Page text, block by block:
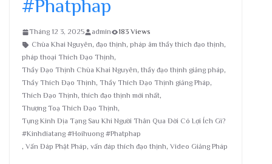
#Phatphap
Tháng 12 3, 2025 admin
183 Views
Chùa Khai Nguyên, đạo thịnh, pháp âm thầy thích đạo thịnh,
pháp thoại Thích Đạo Thịnh,
Thầy Đạo Thịnh Chùa Khai Nguyên, thầy đạo thịnh giảng pháp,
Thầy Thích Đạo Thịnh, Thầy Thích Đạo Thịnh giảng Pháp,
Thích Đạo Thịnh, thích đạo thịnh mới nhất,
Thượng Toạ Thích Đạo Thịnh,
Tụng Kinh Địa Tạng Sau Khi Người Thân Qua Đời Có Lợi Ích Gì?
#Kinhdiatang #Hoihuong #Phatphap
, Vấn Đáp Phật Pháp, vấn đáp thích đạo thịnh, Video Giảng Pháp